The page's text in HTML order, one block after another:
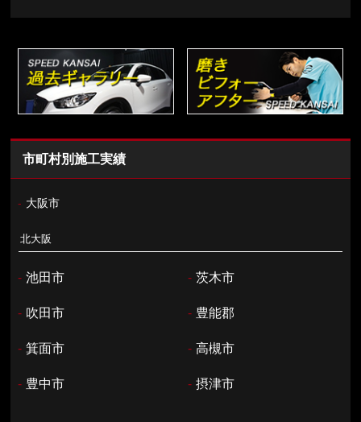
市町村別施工実績
- 大阪市
北大阪
- 池田市 - 茨木市
- 吹田市 - 豊能郡
- 箕面市 - 高槻市
- 豊中市 - 摂津市